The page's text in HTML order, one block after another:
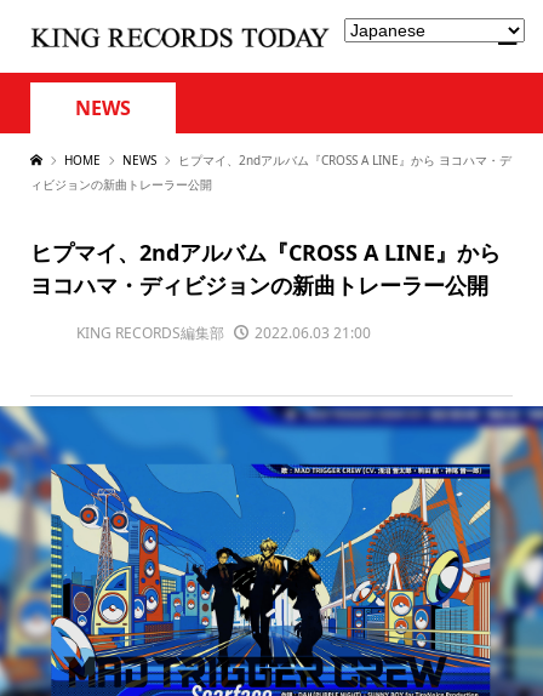
NEWS
HOME NEWS
ヒプマイ、2ndアルバム『CROSS A LINE』から ヨコハマ・デ
ィビジョンの新曲トレーラー公開
ヒプマイ、2ndアルバム『CROSS A LINE』から
ヨコハマ・ディビジョンの新曲トレーラー公開
KING RECORDS編集部 2022.06.03 21:00